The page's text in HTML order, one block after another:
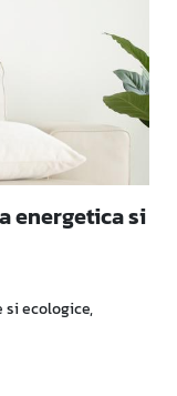
energetica si
ecologice,